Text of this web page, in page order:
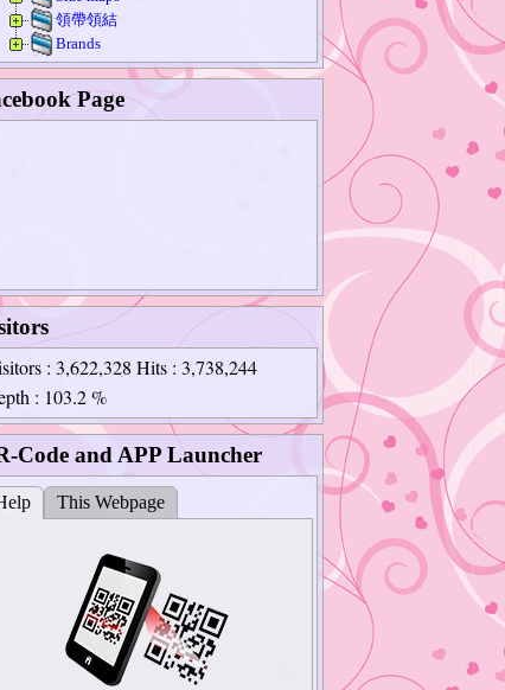
領帶領結
Brands
Page
: 3,622,328 Hits: 3,738,244
: 103.2 %
Code and APP Launcher
This Webpage